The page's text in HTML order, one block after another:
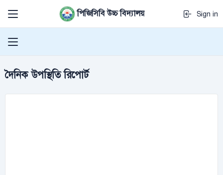
পিজিসিবি উচ্চ বিদ্যালয় Sign in
দৈনিক উপস্থিতি রিপোর্ট